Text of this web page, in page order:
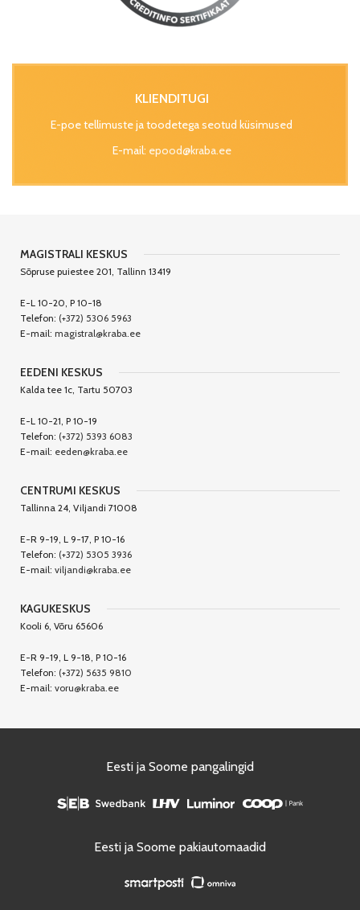
KLIENDITUGI
E-poe tellimuste ja toodetega seotud küsimused
E-mail: epood@kraba.ee
MAGISTRALI KESKUS
Sõpruse puiestee 201, Tallinn 13419
E-L 10-20, P 10-18
Telefon: (+372) 5306 5963
E-mail: magistral@kraba.ee
EEDENI KESKUS
Kalda tee 1c, Tartu 50703
E-L 10-21, P 10-19
Telefon: (+372) 5393 6083
E-mail: eeden@kraba.ee
CENTRUMI KESKUS
Tallinna 24, Viljandi 71008
E-R 9-19, L 9-17, P 10-16
Telefon: (+372) 5305 3936
E-mail: viljandi@kraba.ee
KAGUKESKUS
Kooli 6, Võru 65606
E-R 9-19, L 9-18, P 10-16
Telefon: (+372) 5635 9810
E-mail: voru@kraba.ee
Eesti ja Soome pangalingid
Eesti ja Soome pakiautomaadid